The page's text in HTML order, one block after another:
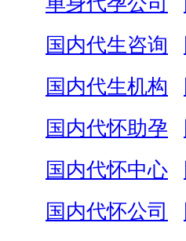
国内代生咨询
国内代生机构
国内代怀助孕
国内代怀中心
国内代怀公司